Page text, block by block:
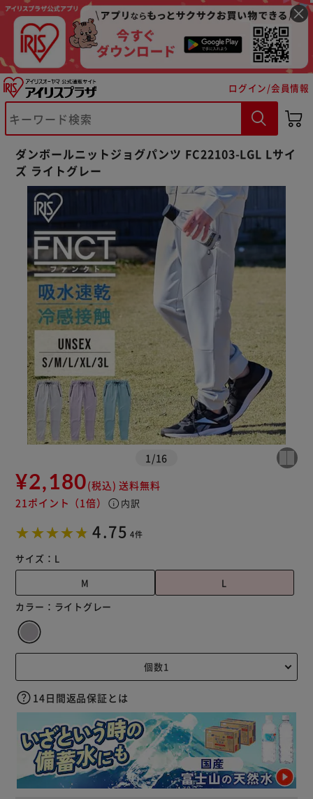
ログイン/会員情報
ダンボールニットジョグパンツ FC22103-LGL Lサイ
ズ ライトグレー
1 /16
¥2,180(税込) 送料無料
21ポイント （1倍） info 内訳
4.75 4件
サイズ： L
M
L
カラー： ライトグレー
14日間返品保証とは
※ご確認ください
カートに入れる 購入手続きへ